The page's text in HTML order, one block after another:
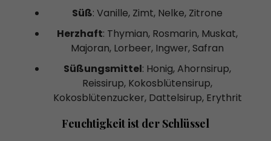
Süß: Vanille, Zimt, Nelke, Zitrone
Herzhaft: Thymian, Rosmarin, Muskat,
Majoran, Lorbeer, Ingwer, Safran
Süßungsmittel: Honig, Ahornsirup,
Reissirup, Kokosblütensirup,
Kokosblütenzucker, Dattelsirup, Erythrit
Feuchtigkeit ist der Schlüssel